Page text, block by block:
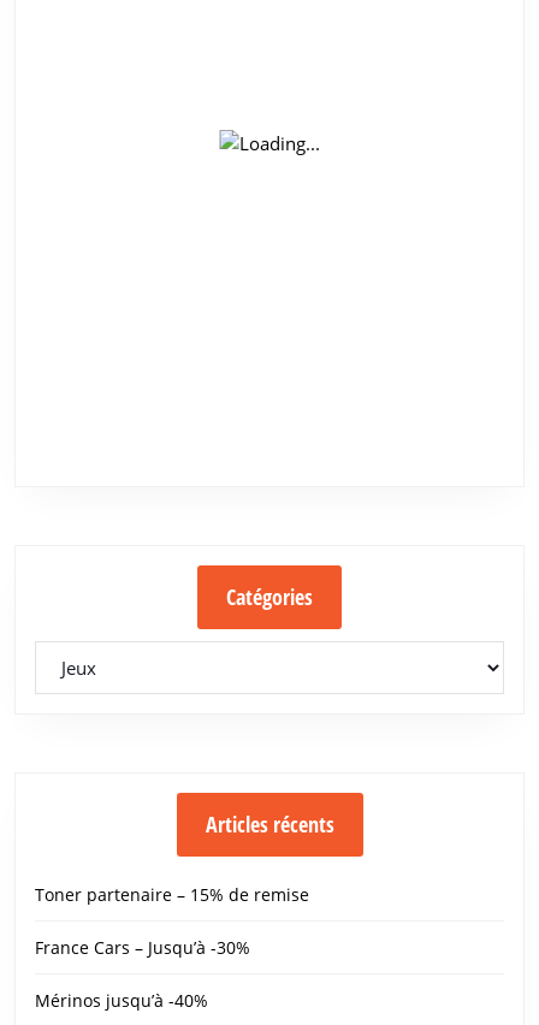
Catégories
Articles récents
Toner partenaire – 15% de remise
France Cars – Jusqu’à -30%
Mérinos jusqu’à -40%